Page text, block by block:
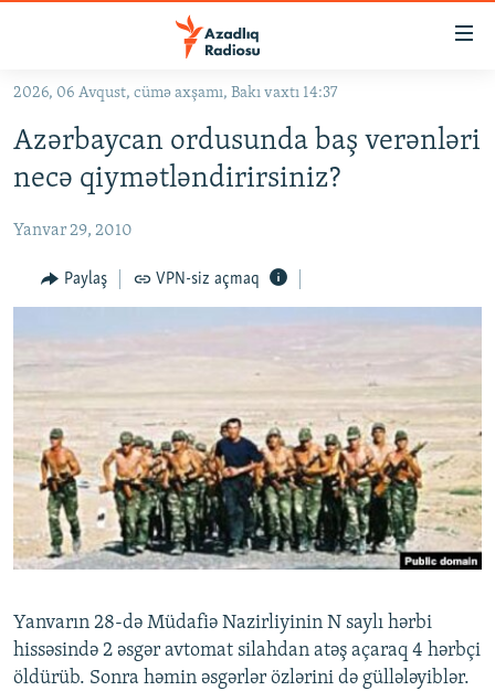
Əsas
qayıt
Əsas
naviqasiyaya
qayıt
KORRUPSIOMETR
#ƏSLINDƏ
FƏRQƏ BAX
MULTIMEDIA
VIDEO
FOTOQALEREYA
İNFOQRAFIKA
KARIKATURA
RADIO ARXIV
OXU ZALI
AZƏRBAYCAN ƏDƏBIYYATI KITABXANASI
İSLAM VƏ DEMOKRATIYA
HAQQIMIZDA
MISSIYAMIZ
PEŞƏ ETIKASI VƏ JURNALISTIKA STANDARTLARIMIZ
AZADLIQRADIOSU MOBIL TELEFONUNUZDA
BIZIMLƏ ƏLAQƏ
BIZI IZLƏ
RFE/RL-in bütün saytları
2026, 06 Avqust, cümə axşamı, Bakı vaxtı 14:37
Azərbaycan ordusunda baş verənləri
necə qiymətləndirirsiniz?
Yanvar 29, 2010
Paylaş VPN-siz açmaq
Yanvarın 28-də Müdafiə Nazirliyinin N saylı hərbi
hissəsində 2 əsgər avtomat silahdan atəş açaraq 4 hərbçi
öldürüb. Sonra həmin əsgərlər özlərini də güllələyiblər.